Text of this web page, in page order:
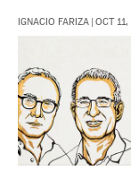
IGNACIO FARIZA | OCT